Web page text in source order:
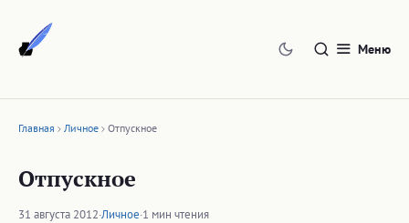
содержимому
Меню
Главная Личное Отпускное
Отпускное
31 августа 2012·Личное·1 мин чтения